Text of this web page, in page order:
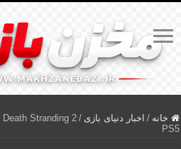
خانه / اخبار دنیای بازی /
PS5